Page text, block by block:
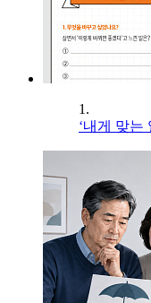
1.
‘내게 맞는